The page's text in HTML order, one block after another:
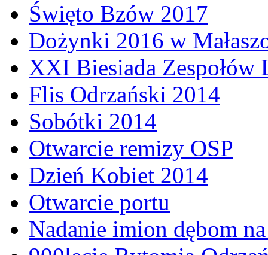
Święto Bzów 2017
Dożynki 2016 w
XXI Biesiada Zespołów
Flis Odrzański 2014
Sobótki 2014
Otwarcie remizy OSP
Dzień Kobiet 2014
Otwarcie portu
Nadanie imion dębom